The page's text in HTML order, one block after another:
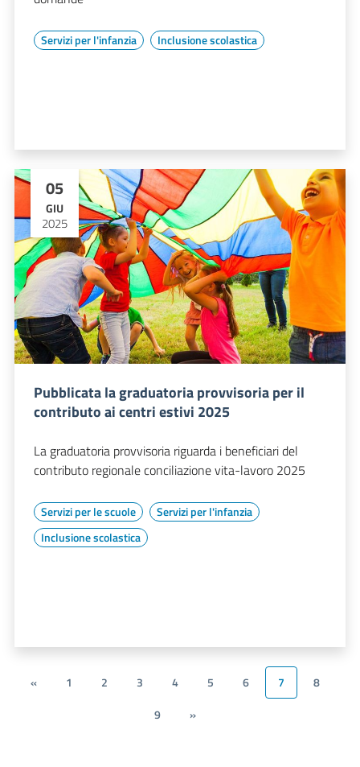
Servizi per l'infanzia Inclusione scolastica
05
GIU
2025
Pubblicata la graduatoria provvisoria per il
contributo ai centri estivi 2025
La graduatoria provvisoria riguarda i beneficiari del
contributo regionale conciliazione vita-lavoro 2025
Servizi per le scuole
Servizi per l'infanzia
Inclusione scolastica
« 1 2 3 4 5 6 7
8
9
»